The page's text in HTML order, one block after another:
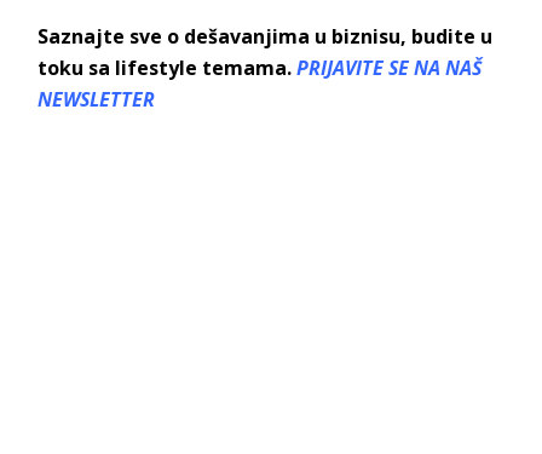
Saznajte sve o dešavanjima u biznisu, budite u
toku sa lifestyle temama.PRIJAVITE SE NA NAŠ
NEWSLETTER